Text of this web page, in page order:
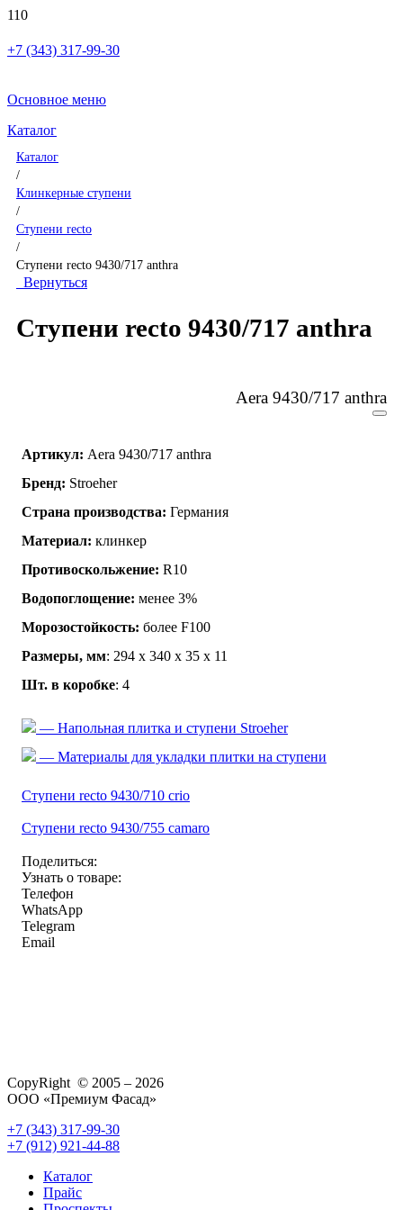
+7 (343) 317-99-30
Основное меню
Каталог
Каталог
/
Клинкерные ступени
/
Ступени recto
/
Ступени recto 9430/717 anthra
Вернуться
Ступени recto 9430/717 anthra
Aera 9430/717 anthra
Артикул: Aera 9430/717 anthra
Бренд: Stroeher
Страна производства: Германия
Материал: клинкер
Противоскольжение: R10
Водопоглощение: менее 3%
Морозостойкость: более F100
Размеры, мм: 294 х 340 х 35 х 11
Шт. в коробке: 4
— Напольная плитка и ступени Stroeher
— Материалы для укладки плитки на ступени
Ступени recto 9430/710 crio
Ступени recto 9430/755 camaro
Поделиться:
Узнать о товаре:
Телефон
WhatsApp
Telegram
Email
CopyRight © 2005 – 2026
ООО «Премиум Фасад»
+7 (343) 317-99-30
+7 (912) 921-44-88
Каталог
Прайс